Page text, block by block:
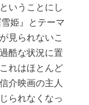
いうことにし
姫』とテーマ
見られないこ
酷な状況に置
れはほとんど
介映画の主人
られなくなっ